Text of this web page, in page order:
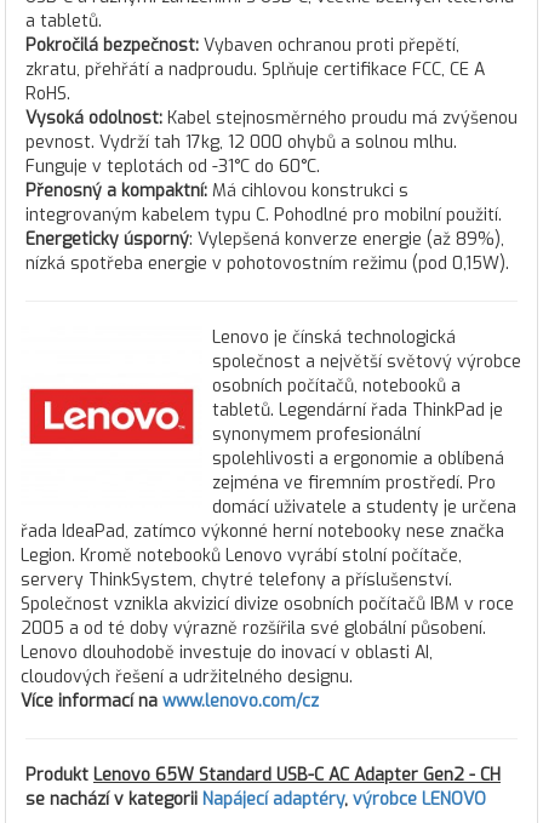
a tabletů.
Pokročilá bezpečnost: Vybaven ochranou proti přepětí,
zkratu, přehřátí a nadproudu. Splňuje certifikace FCC, CE A
RoHS.
Vysoká odolnost: Kabel stejnosměrného proudu má zvýšenou
pevnost. Vydrží tah 17kg, 12 000 ohybů a solnou mlhu.
Funguje v teplotách od -31°C do 60°C.
Přenosný a kompaktní: Má cihlovou konstrukci s
integrovaným kabelem typu C. Pohodlné pro mobilní použití.
Energeticky úsporný: Vylepšená konverze energie (až 89%),
nízká spotřeba energie v pohotovostním režimu (pod 0,15W).
Lenovo je čínská technologická
společnost a největší světový výrobce
osobních počítačů, notebooků a
tabletů. Legendární řada ThinkPad je
synonymem profesionální
spolehlivosti a ergonomie a oblíbená
zejména ve firemním prostředí. Pro
domácí uživatele a studenty je určena
řada IdeaPad, zatímco výkonné herní notebooky nese značka
Legion. Kromě notebooků Lenovo vyrábí stolní počítače,
servery ThinkSystem, chytré telefony a příslušenství.
Společnost vznikla akvizicí divize osobních počítačů IBM v roce
2005 a od té doby výrazně rozšířila své globální působení.
Lenovo dlouhodobě investuje do inovací v oblasti AI,
cloudových řešení a udržitelného designu.
Více informací na www.lenovo.com/cz
Produkt Lenovo 65W Standard USB-C AC Adapter Gen2 - CH
se nachází v kategorii Napájecí adaptéry, výrobce LENOVO